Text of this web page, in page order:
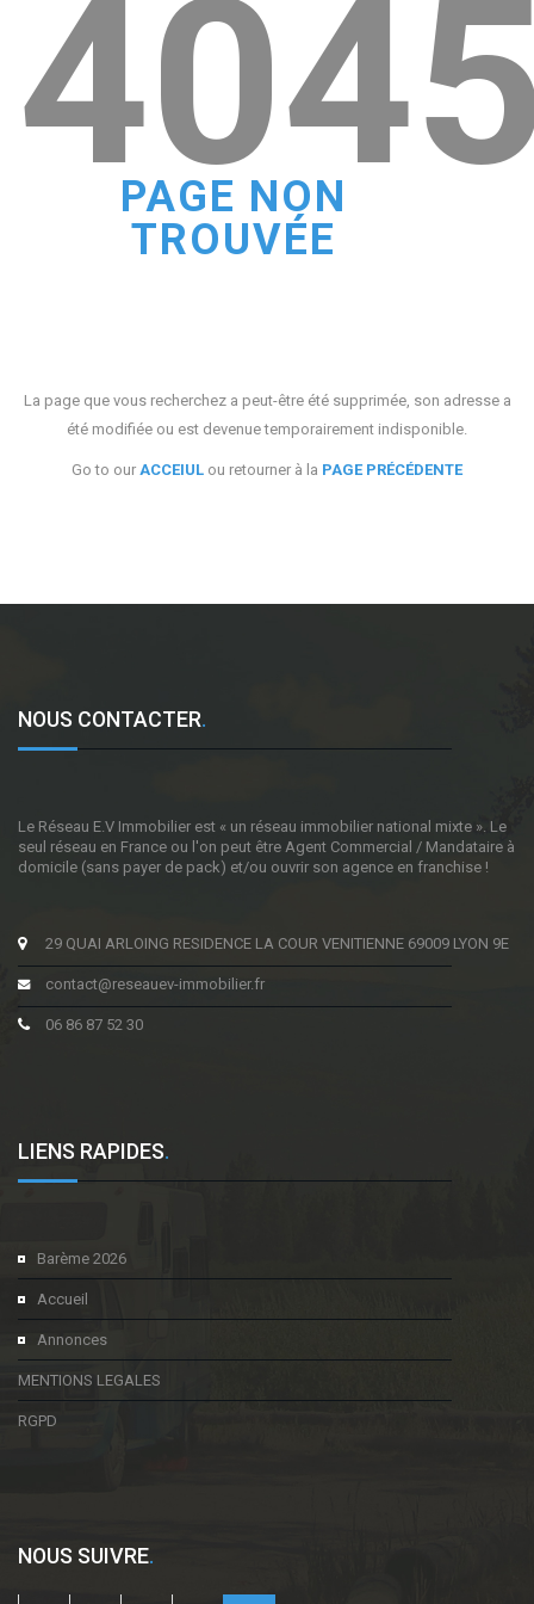
PAGE NON
TROUVÉE
La page que vous recherchez a peut-être été supprimée, son adresse a
été modifiée ou est devenue temporairement indisponible.
Go to our ACCEIUL ou retourner à la PAGE PRÉCÉDENTE
NOUS CONTACTER.
Le Réseau E.V Immobilier est « un réseau immobilier national mixte ». Le
seul réseau en France ou l'on peut être Agent Commercial / Mandataire à
domicile (sans payer de pack) et/ou ouvrir son agence en franchise !
29 QUAI ARLOING RESIDENCE LA COUR VENITIENNE 69009 LYON 9E
contact@reseauev-immobilier.fr
06 86 87 52 30
LIENS RAPIDES.
Barème 2026
Accueil
Annonces
MENTIONS LEGALES
RGPD
NOUS SUIVRE.